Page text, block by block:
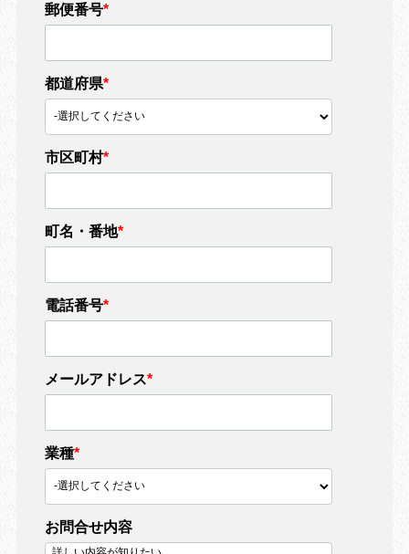
郵便番号*
都道府県*
市区町村*
町名・番地*
電話番号*
メールアドレス*
業種*
お問合せ内容